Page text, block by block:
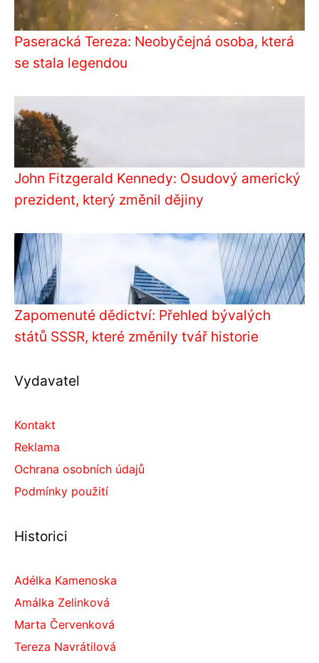
Paseracká Tereza: Neobyčejná osoba, která
se stala legendou
John Fitzgerald Kennedy: Osudový americký
prezident, který změnil dějiny
Zapomenuté dědictví: Přehled bývalých
států SSSR, které změnily tvář historie
Vydavatel
Kontakt
Reklama
Ochrana osobních údajů
Podmínky použití
Historici
Adélka Kamenoska
Amálka Zelinková
Marta Červenková
Tereza Navrátilová